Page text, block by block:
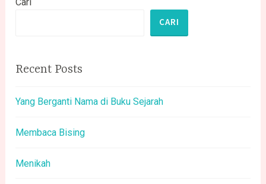
CARI
Recent Posts
Yang Berganti Nama di Buku Sejarah
Membaca Bising
Menikah